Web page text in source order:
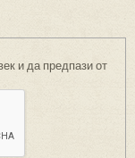
и да предпази от